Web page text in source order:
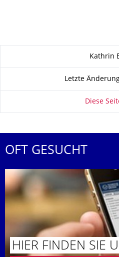
Kathrin
Letzte
Diese
OFT GESUCHT
HIER FINDEN SIE